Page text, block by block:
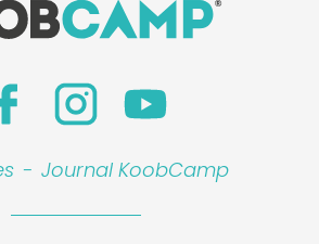
- Journal KoobCamp